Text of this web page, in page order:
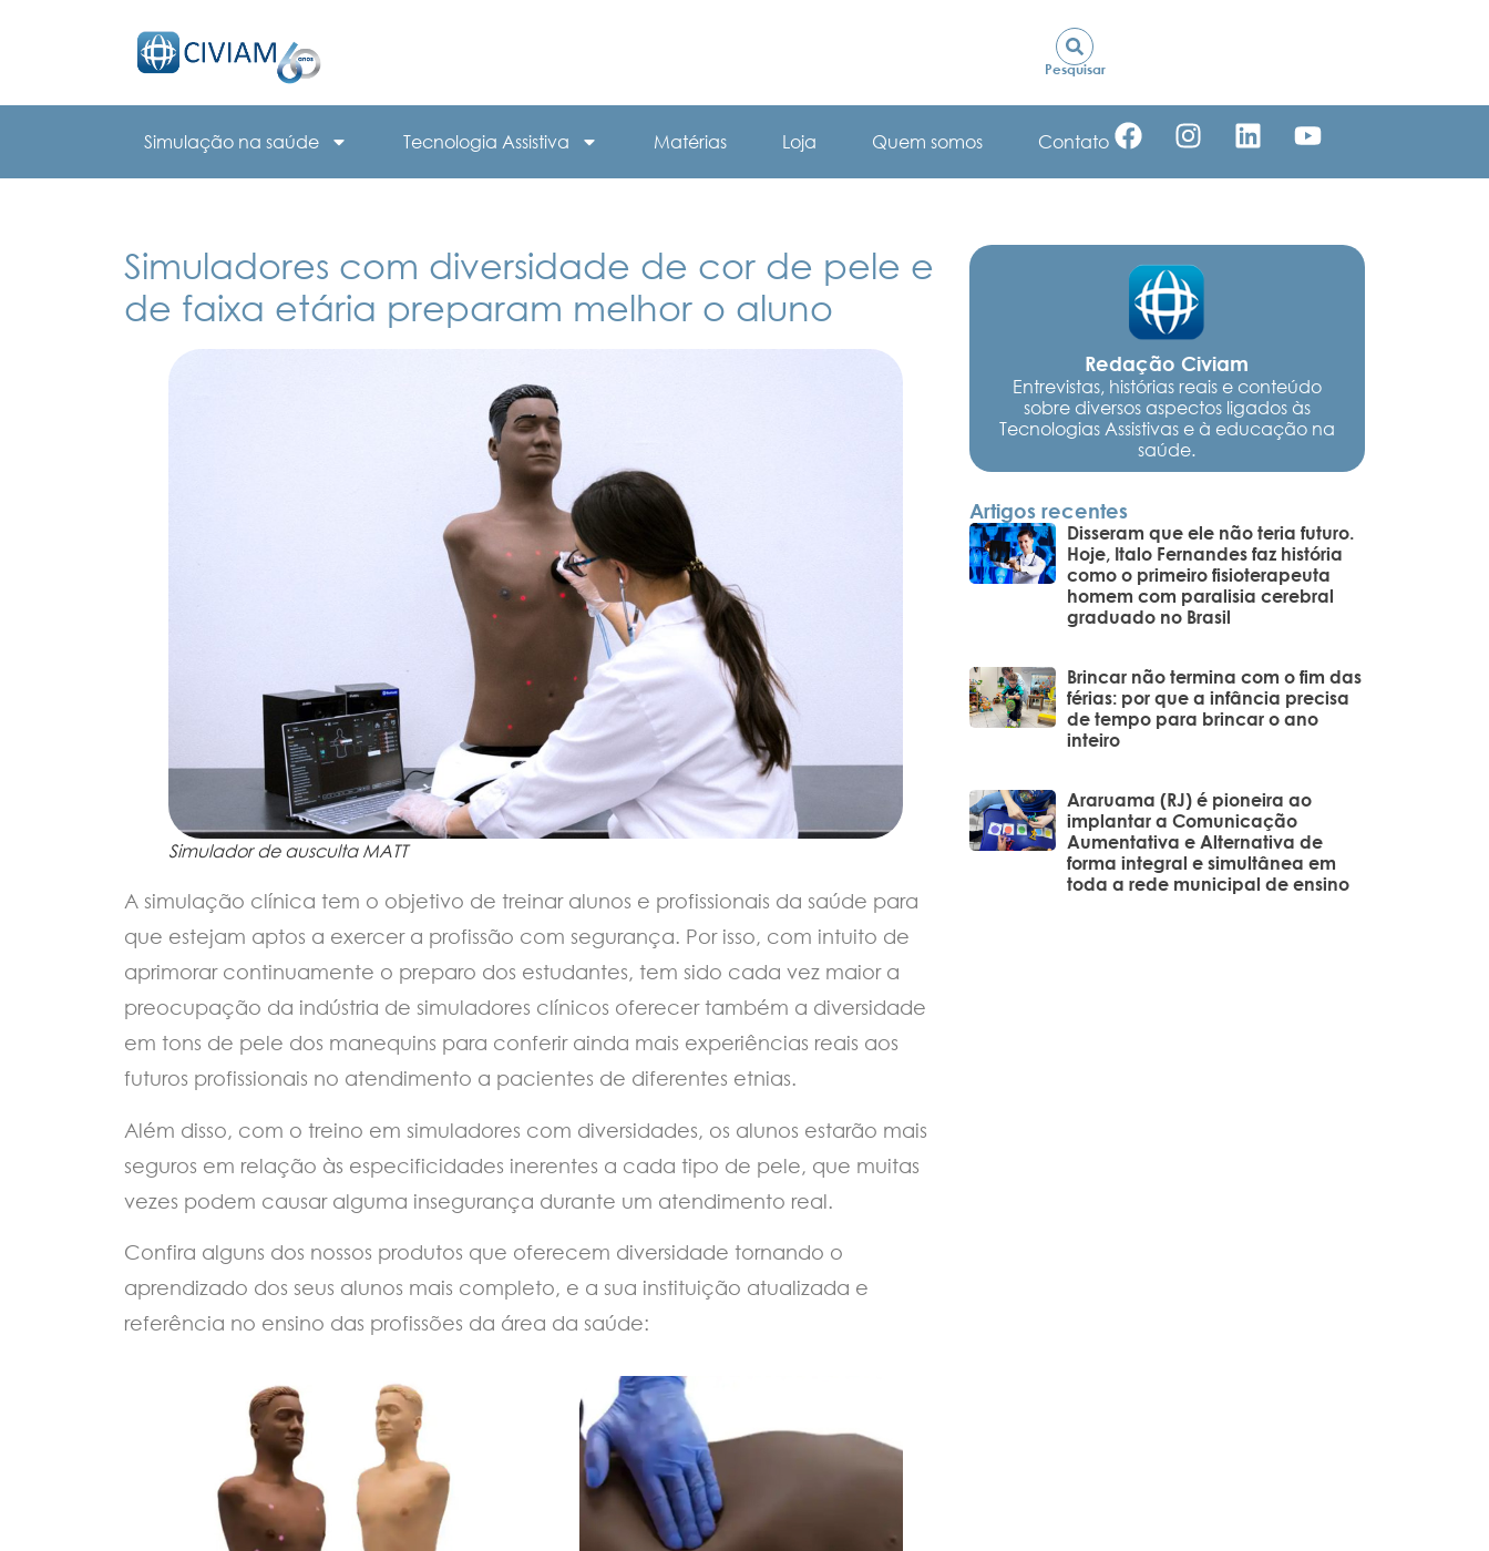
Pesquisar
Simulação na saúde Tecnologia Assistiva Matérias Loja Quem somos Contato
Simuladores com diversidade de cor de pele e
de faixa etária preparam melhor o aluno
Simulador de ausculta MATT
A simulação clínica tem o objetivo de treinar alunos e profissionais da saúde para
que estejam aptos a exercer a profissão com segurança. Por isso, com intuito de
aprimorar continuamente o preparo dos estudantes, tem sido cada vez maior a
preocupação da indústria de simuladores clínicos oferecer também a diversidade
em tons de pele dos manequins para conferir ainda mais experiências reais aos
futuros profissionais no atendimento a pacientes de diferentes etnias.
Além disso, com o treino em simuladores com diversidades, os alunos estarão mais
seguros em relação às especificidades inerentes a cada tipo de pele, que muitas
vezes podem causar alguma insegurança durante um atendimento real.
Confira alguns dos nossos produtos que oferecem diversidade tornando o
aprendizado dos seus alunos mais completo, e a sua instituição atualizada e
referência no ensino das profissões da área da saúde:
Redação Civiam
Entrevistas, histórias reais e conteúdo
sobre diversos aspectos ligados às
Tecnologias Assistivas e à educação na
saúde.
Artigos recentes
Disseram que ele não teria futuro.
Hoje, Italo Fernandes faz história
como o primeiro fisioterapeuta
homem com paralisia cerebral
graduado no Brasil
Brincar não termina com o fim das
férias: por que a infância precisa
de tempo para brincar o ano
inteiro
Araruama (RJ) é pioneira ao
implantar a Comunicação
Aumentativa e Alternativa de
forma integral e simultânea em
toda a rede municipal de ensino